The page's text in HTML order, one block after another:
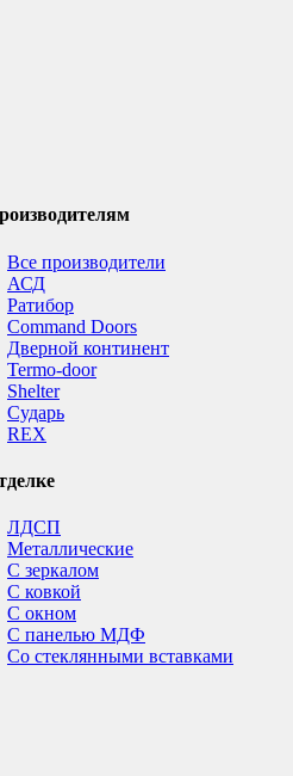
Все производители
АСД
Ратибор
Command Doors
Дверной континент
Termo-door
Shelter
Сударь
REX
ЛДСП
Металлические
С зеркалом
С ковкой
С окном
С панелью МДФ
Со стеклянными вставками